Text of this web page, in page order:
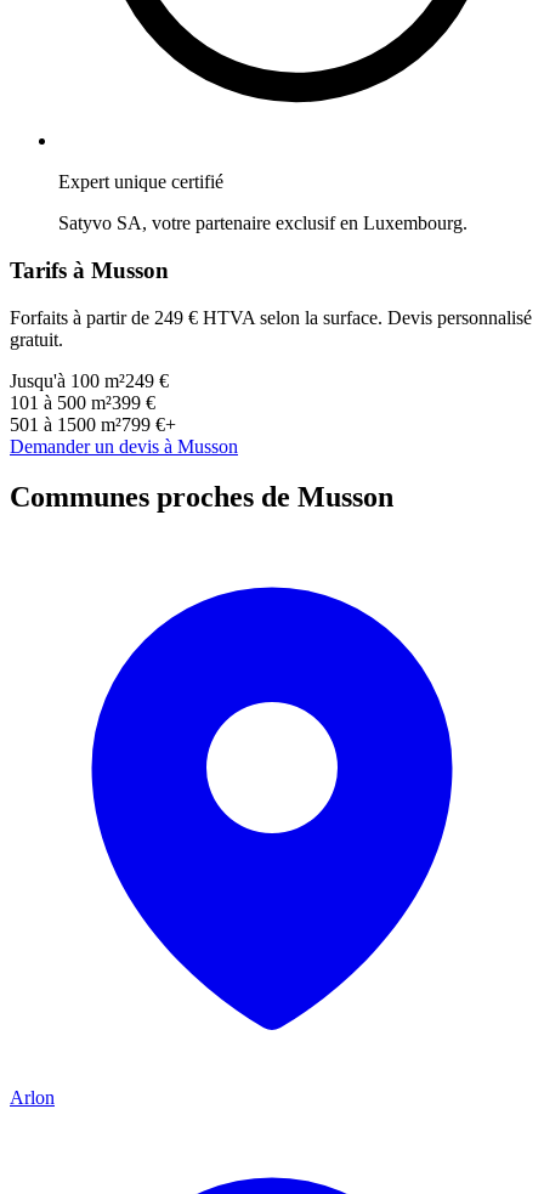
Expert unique certifié
Satyvo SA, votre partenaire exclusif en Luxembourg.
Tarifs à Musson
Forfaits à partir de 249 € HTVA selon la surface. Devis personnalisé
gratuit.
Jusqu'à 100 m²249 €
101 à 500 m²399 €
501 à 1500 m²799 €+
Demander un devis à Musson
Communes proches de Musson
Arlon